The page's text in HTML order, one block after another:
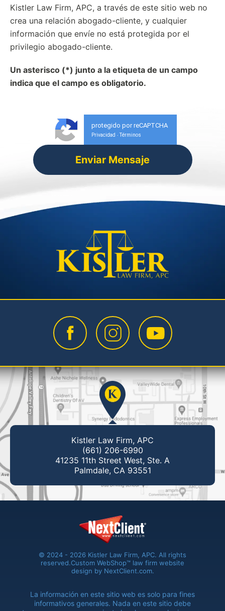
Kistler Law Firm, APC, a través de este sitio web no
crea una relación abogado-cliente, y cualquier
información que envíe no está protegida por el
privilegio abogado-cliente.
Un asterisco (*) junto a la etiqueta de un campo
indica que el campo es obligatorio.
protegido por reCAPTCHA
Privacidad - Términos
Kistler Law Firm, APC
(661) 206-6990
41235 11th Street West, Ste. A
Palmdale, CA 93551
© 2024 - 2026 Kistler Law Firm, APC. All rights
reserved.Custom WebShop™ law firm website
design by NextClient.com.
La información en este sitio web es solo para fines
informativos generales. Nada en este sitio debe